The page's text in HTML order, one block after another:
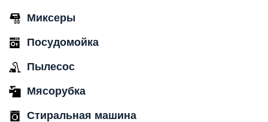
Миксеры
Посудомойка
Пылесос
Мясорубка
Стиральная машина